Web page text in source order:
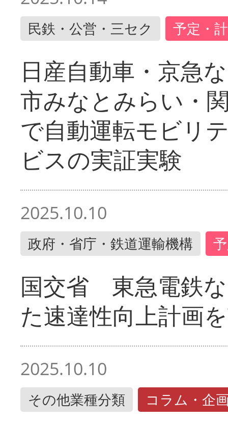
民鉄・公営・三セク 予定・
日産自動車・京急
市みなとみらい・
で自動運転モビリ
ビスの実証実験
2025.10.10
政府・省庁・鉄道運輸機構
国交省 東急電鉄
た速達性向上計画
2025.10.10
その他業種分類 コラム・企